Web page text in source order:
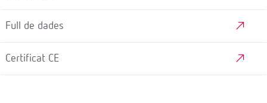
Full de dades
Certificat CE